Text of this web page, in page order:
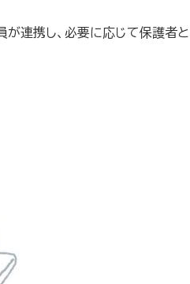
連携し、必要に応じて保護者